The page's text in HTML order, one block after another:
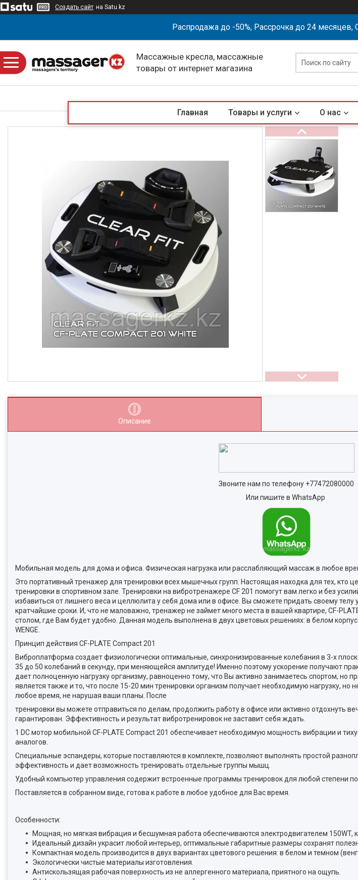
Создать сайт на Satu.kz
Распродажа до -50%, Рассрочка до 24
Массажные кресла, массажные
товары от интернет магазина
Главная Товары и услуги О нас
Описание
Звоните нам по телефону +77472080000
Или пишите в WhatsApp
Мобильная модель для дома и офиса. Физическая нагрузка или расслабляющий массаж в любое
Это портативный тренажер для тренировки всех мышечных групп. Настоящая находка для тех, кто
тренировки в спортивном зале. Тренировки на вибротренажере CF 201 помогут вам легко и без
избавиться от лишнего веса и целлюлита у себя дома или в офисе. Вы сможете придать своему телу
кратчайшие сроки. И, что не маловажно, тренажер не займет много места в вашей квартире, CF-
столом, где Вам будет удобно. Данная модель выполнена в двух цветовых решениях: в белом
WENGE.
Принцип действия CF-PLATE Compact 201
Виброплатформа создает физиологически оптимальные, синхронизированные колебания в 3-х
35 до 50 колебаний в секунду, при меняющейся амплитуде! Именно поэтому ускорение получают
дает полноценную нагрузку организму, равноценно тому, что Вы активно занимаетесь спортом,
является также и то, что после 15-20 мин тренировки организм получает необходимую нагрузку, но
любое время, не нарушая ваши планы. После
тренировки вы можете отправиться по делам, продолжить работу в офисе или активно отдохнуть
гарантирован. Эффективность и результат вибротренировок не заставит себя ждать.
1 DC мотор мобильной CF-PLATE Compact 201 обеспечивает необходимую мощность вибрации и
аналогов.
Специальные эспандеры, которые поставляются в комплекте, позволяют выполнять простой
эффективность и дает возможность тренировать отдельные группы мышц.
Удобный компьютер управления содержит встроенные программы тренировок для любой степени
Поставляется в собранном виде, готова к работе в любое удобное для Вас время.
Особенности:
Мощная, но мягкая вибрация и бесшумная работа обеспечиваются электродвигателем 150WT,
Идеальный дизайн украсит любой интерьер, оптимальные габаритные размеры сохранят
Компактная модель производится в двух вариантах цветового решения: в белом и темном
Экологически чистые материалы изготовления.
Антискользящая рабочая поверхность из не аллергенного материала, приятного на ощупь.